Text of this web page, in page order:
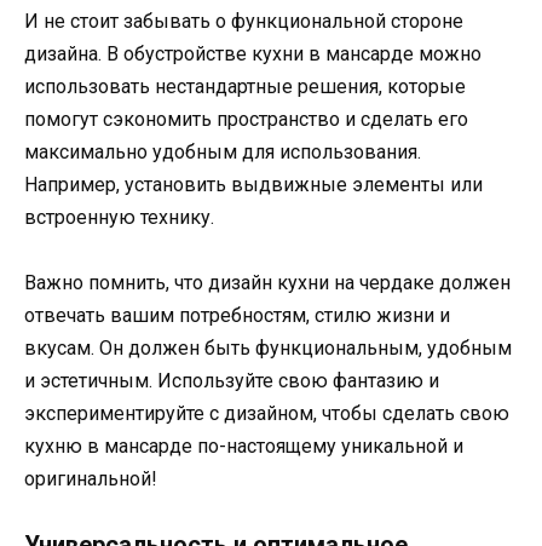
И не стоит забывать о функциональной стороне
дизайна. В обустройстве кухни в мансарде можно
использовать нестандартные решения, которые
помогут сэкономить пространство и сделать его
максимально удобным для использования.
Например, установить выдвижные элементы или
встроенную технику.
Важно помнить, что дизайн кухни на чердаке должен
отвечать вашим потребностям, стилю жизни и
вкусам. Он должен быть функциональным, удобным
и эстетичным. Используйте свою фантазию и
экспериментируйте с дизайном, чтобы сделать свою
кухню в мансарде по-настоящему уникальной и
оригинальной!